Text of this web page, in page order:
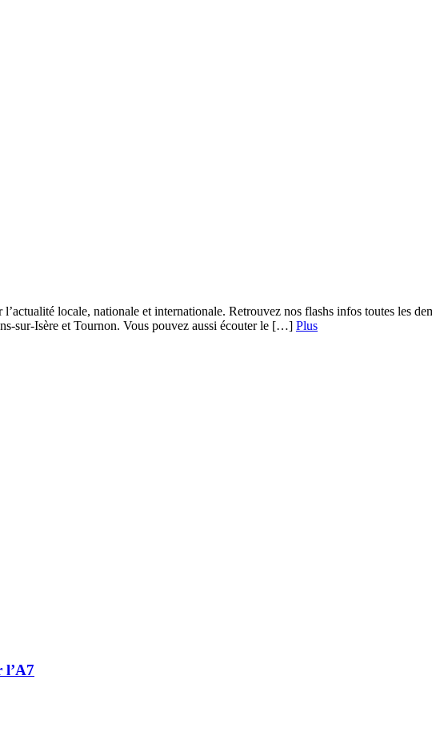
locale, nationale et internationale. Retrouvez nos flashs infos toutes les
sur-Isère et Tournon. Vous pouvez aussi écouter le […] Plus
l’A7